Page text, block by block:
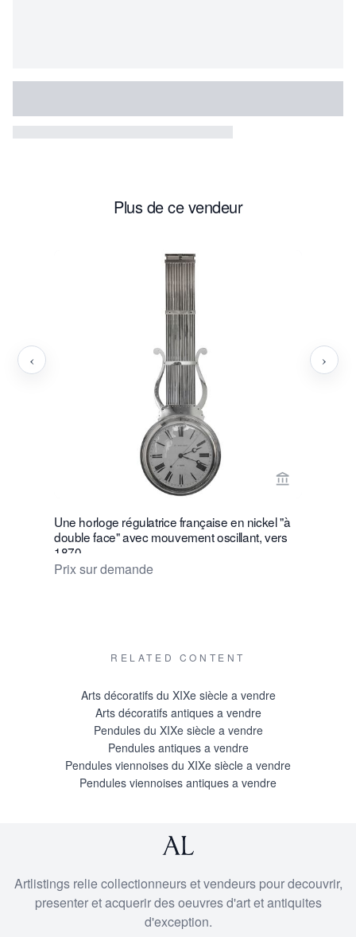
Plus de ce vendeur
Voir la page
Une horloge régulatrice française en nickel "à
double face" avec mouvement oscillant, vers
1870
Prix sur demande
‹ ›
RELATED CONTENT
Arts décoratifs du XIXe siècle a vendre
Arts décoratifs antiques a vendre
Pendules du XIXe siècle a vendre
Pendules antiques a vendre
Pendules viennoises du XIXe siècle a vendre
Pendules viennoises antiques a vendre
Artlistings relie collectionneurs et vendeurs pour decouvrir,
presenter et acquerir des oeuvres d'art et antiquites
d'exception.